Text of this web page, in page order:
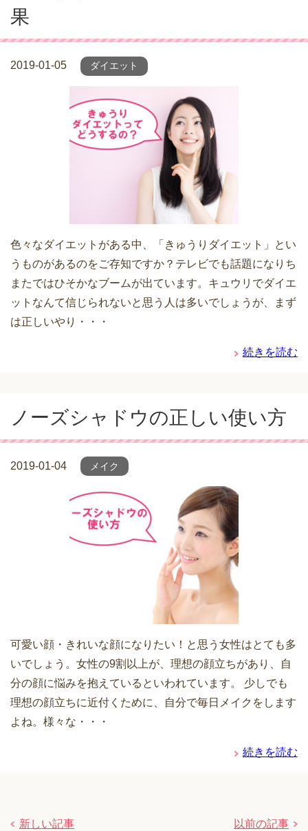
果
2019-01-05 ダイエット
色々なダイエットがある中、「きゅうりダイエット」とい
うものがあるのをご存知ですか？テレビでも話題になりち
またではひそかなブームが出ています。キュウリでダイエ
ットなんて信じられないと思う人は多いでしょうが、まず
は正しいやり・・・
続きを読む
ノーズシャドウの正しい使い方
2019-01-04 メイク
可愛い顔・きれいな顔になりたい！と思う女性はとても多
いでしょう。女性の9割以上が、理想の顔立ちがあり、自
分の顔に悩みを抱えているといわれています。 少しでも
理想の顔立ちに近付くために、自分で毎日メイクをします
よね。様々な・・・
続きを読む
以前の記事
新しい記事